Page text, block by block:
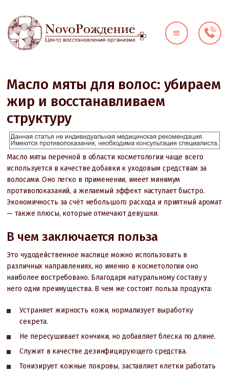
НАПРАВЛЕНИЯ
ВРАЧИ
АКЦИИ
КОНТАКТЫ
Масло мяты для волос: убираем
жир и восстанавливаем
структуру
Масло мяты перечной в области косметологии чаще всего
используется в качестве добавки к уходовым средствам за
волосами. Оно легко в применении, имеет минимум
противопоказаний, а желаемый эффект наступает быстро.
Экономичность за счёт небольшого расхода и приятный аромат
— также плюсы, которые отмечают девушки.
В чем заключается польза
Это чудодейственное маслице можно использовать в
различных направлениях, но именно в косметологии оно
наиболее востребовано. Благодаря натуральному составу у
него одни преимущества. В чем же состоит польза продукта:
Устраняет жирность кожи, нормализует выработку
секрета.
Не пересушивает кончики, но добавляет блеска по длине.
Служит в качестве дезинфицирующего средства.
Тонизирует кожные покровы, заставляет клетки работать